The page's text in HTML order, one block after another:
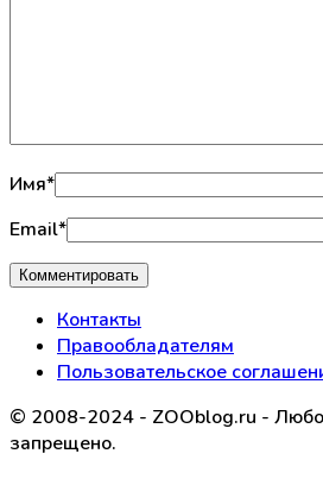
Имя*
Email*
Контакты
Правообладателям
Пользовательское
© 2008-2024 - ZOOblog.ru -
запрещено.